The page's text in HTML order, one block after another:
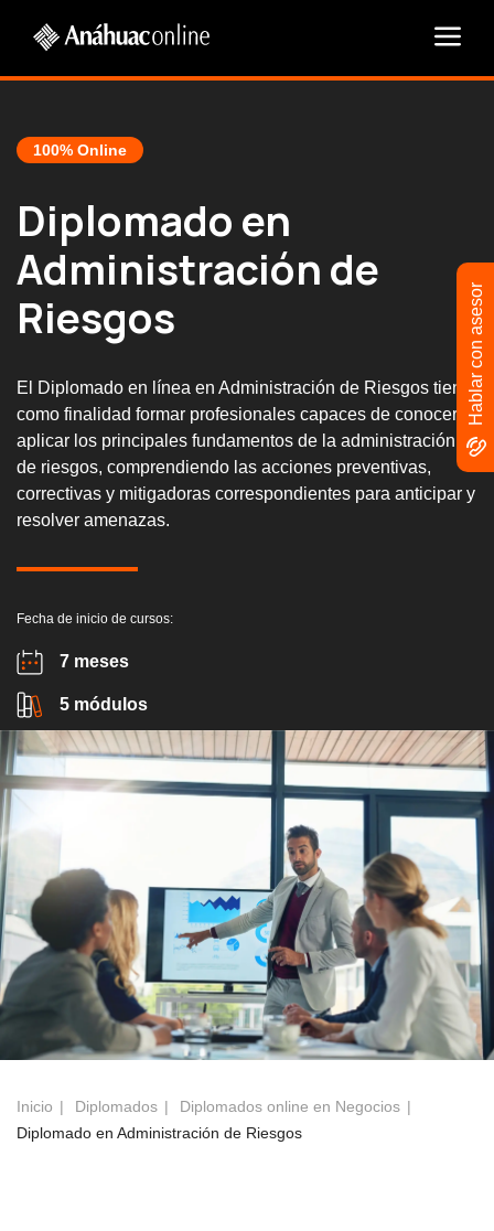
100% Online
Diplomado en
Administración de
Riesgos
El Diplomado en línea en Administración de Riesgos tiene
como finalidad formar profesionales capaces de conocer y
aplicar los principales fundamentos de la administración
de riesgos, comprendiendo las acciones preventivas,
correctivas y mitigadoras correspondientes para anticipar y
resolver amenazas.
Fecha de inicio de cursos:
7 meses
5 módulos
Inicio Diplomados
Diplomados online en Negocios
Diplomado en Administración de Riesgos
Hablar con asesor